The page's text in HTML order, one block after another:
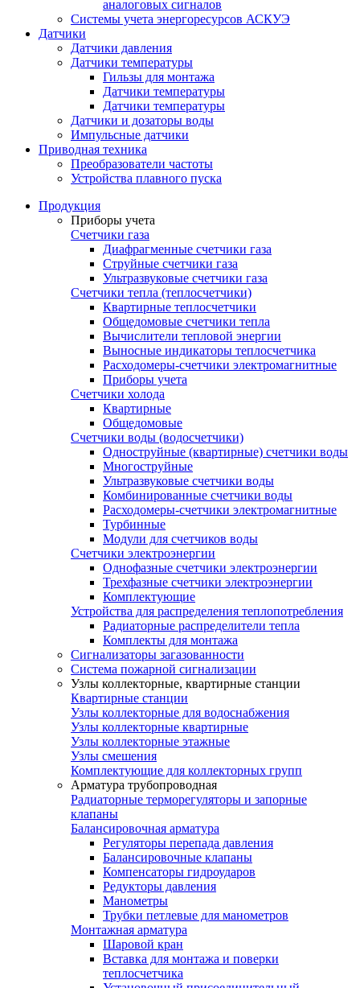
аналоговых сигналов
Системы учета энергоресурсов АСКУЭ
Датчики
Датчики давления
Датчики температуры
Гильзы для монтажа
Датчики температуры
Датчики температуры
Датчики и дозаторы воды
Импульсные датчики
Приводная техника
Преобразователи частоты
Устройства плавного пуска
Продукция
Приборы учета
Счетчики газа
Диафрагменные счетчики газа
Струйные счетчики газа
Ультразвуковые счетчики газа
Счетчики тепла (теплосчетчики)
Квартирные теплосчетчики
Общедомовые счетчики тепла
Вычислители тепловой энергии
Выносные индикаторы теплосчетчика
Расходомеры-счетчики электромагнитные
Приборы учета
Счетчики холода
Квартирные
Общедомовые
Счетчики воды (водосчетчики)
Одноструйные (квартирные) счетчики воды
Многоструйные
Ультразвуковые счетчики воды
Комбинированные счетчики воды
Расходомеры-счетчики электромагнитные
Турбинные
Модули для счетчиков воды
Счетчики электроэнергии
Однофазные счетчики электроэнергии
Трехфазные счетчики электроэнергии
Комплектующие
Устройства для распределения теплопотребления
Радиаторные распределители тепла
Комплекты для монтажа
Сигнализаторы загазованности
Система пожарной сигнализации
Узлы коллекторные, квартирные станции
Квартирные станции
Узлы коллекторные для водоснабжения
Узлы коллекторные квартирные
Узлы коллекторные этажные
Узлы смешения
Комплектующие для коллекторных групп
Арматура трубопроводная
Радиаторные терморегуляторы и запорные
клапаны
Балансировочная арматура
Регуляторы перепада давления
Балансировочные клапаны
Компенсаторы гидроударов
Редукторы давления
Манометры
Трубки петлевые для манометров
Монтажная арматура
Шаровой кран
Вставка для монтажа и поверки
теплосчетчика